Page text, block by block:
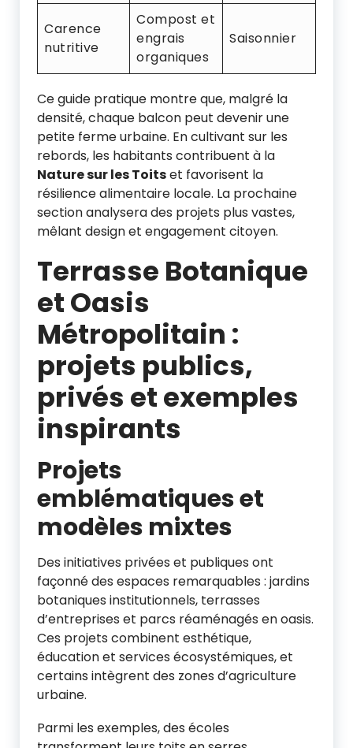
Carence
nutritive
Compost et
engrais
organiques
Saisonnier
Ce guide pratique montre que, malgré la
densité, chaque balcon peut devenir une
petite ferme urbaine. En cultivant sur les
rebords, les habitants contribuent à la
Nature sur les Toitset favorisent la
résilience alimentaire locale. La prochaine
section analysera des projets plus vastes,
mêlant design et engagement citoyen.
Terrasse Botanique
et Oasis
Métropolitain :
projets publics,
privés et exemples
inspirants
Projets
emblématiques et
modèles mixtes
Des initiatives privées et publiques ont
façonné des espaces remarquables : jardins
botaniques institutionnels, terrasses
d’entreprises et parcs réaménagés en oasis.
Ces projets combinent esthétique,
éducation et services écosystémiques, et
certains intègrent des zones d’agriculture
urbaine.
Parmi les exemples, des écoles